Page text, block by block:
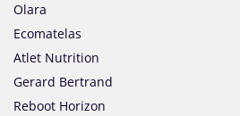
Olara
Ecomatelas
Atlet Nutrition
Gerard Bertrand
Reboot Horizon